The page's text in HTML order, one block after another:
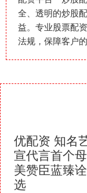
全、透明的炒股
益。专业股票配
法规，保障客户
优配资 知名
宣代言首个
美赞臣蓝臻
选